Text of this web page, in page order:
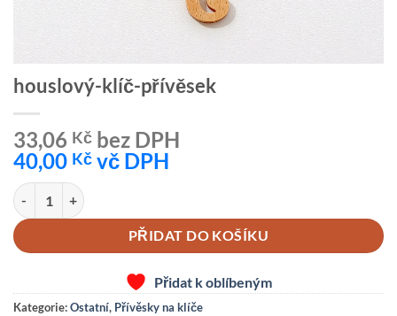
houslový-klíč-přívěsek
33,06 Kč bez DPH
40,00 Kč vč DPH
houslový-klíč-přívěsek množství
PŘIDAT DO KOŠÍKU
Přidat k oblíbeným
Kategorie:Ostatní, Přívěsky na klíče